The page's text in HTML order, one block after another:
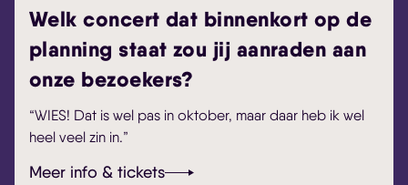
Welk concert dat binnenkort op de
planning staat zou jij aanraden aan
onze bezoekers?
“WIES! Dat is wel pas in oktober, maar daar heb ik wel
heel veel zin in.”
Meer info & tickets